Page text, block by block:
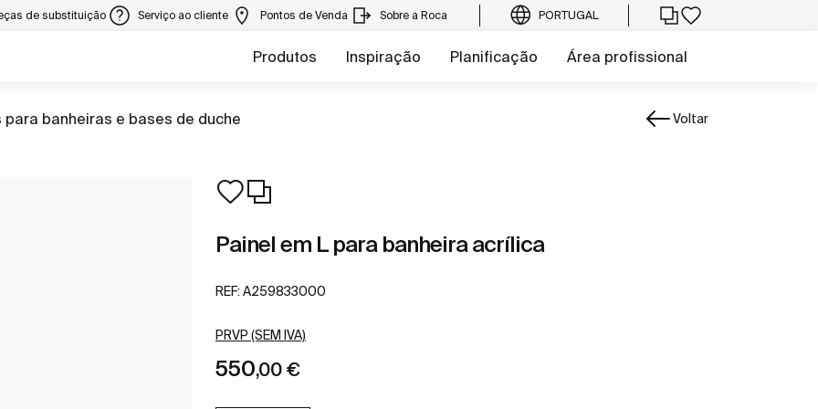
de substituição Serviço ao cliente Pontos de Venda Sobre a Roca PORTUGAL
Produtos Inspiração Planificação Área profissional
para banheiras e bases de duche Voltar
Painel em L para banheira acrílica
REF: A259833000
PRVP (SEM IVA)
550,00 €